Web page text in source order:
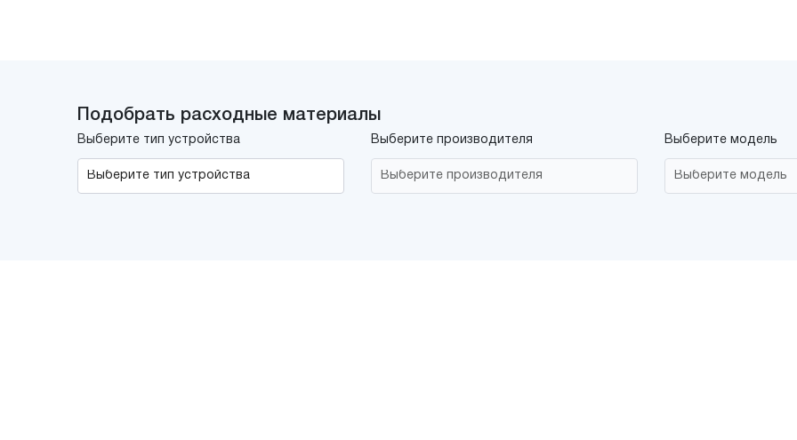
Подобрать расходные материалы
Выберите тип устройства Выберите производителя Выберите модель